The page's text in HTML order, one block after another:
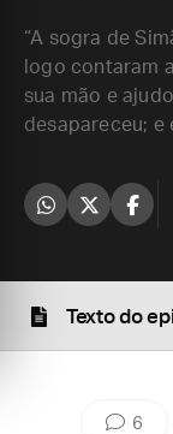
“A sogra de
logo contaram
sua mão e
desapareceu; e
Texto do
6